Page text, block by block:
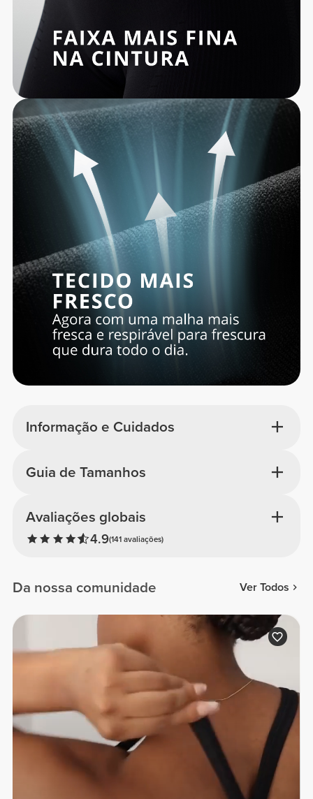
Informação e Cuidados
Avaliações globais
4.9(141 avaliações)
Guia de Tamanhos
Da nossa comunidade Ver Todos